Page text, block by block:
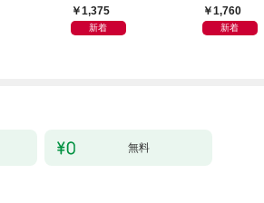
良の友」の進化
1,375
新着
味料で、あ
チポン！
1,760
新着
無料